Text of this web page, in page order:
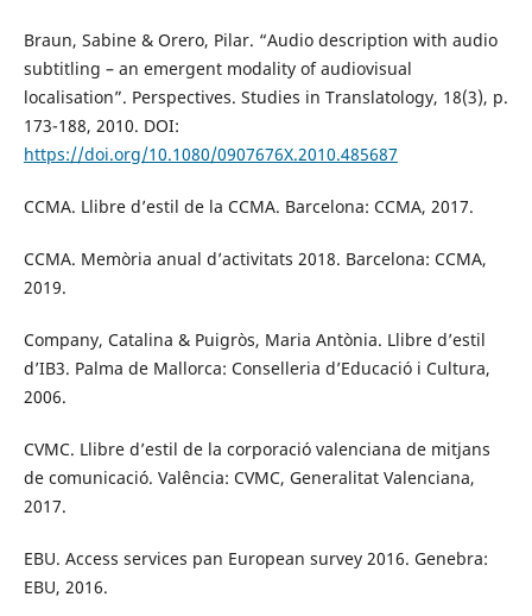
Braun, Sabine & Orero, Pilar. “Audio description with audio
subtitling – an emergent modality of audiovisual
localisation”. Perspectives. Studies in Translatology, 18(3), p.
173-188, 2010. DOI:
https://doi.org/10.1080/0907676X.2010.485687
CCMA. Llibre d’estil de la CCMA. Barcelona: CCMA, 2017.
CCMA. Memòria anual d’activitats 2018. Barcelona: CCMA,
2019.
Company, Catalina & Puigròs, Maria Antònia. Llibre d’estil
d’IB3. Palma de Mallorca: Conselleria d’Educació i Cultura,
2006.
CVMC. Llibre d’estil de la corporació valenciana de mitjans
de comunicació. Valência: CVMC, Generalitat Valenciana,
2017.
EBU. Access services pan European survey 2016. Genebra:
EBU, 2016.